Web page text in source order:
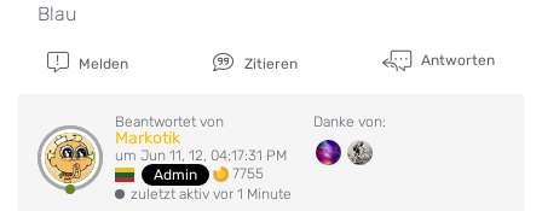
Blau
Melden Zitieren Antworten
Beantwortet von
Markotik
um Jun 11, 12, 04:17:31 PM
Admin
7755
zuletzt aktiv vor 1 Minute
Danke von: